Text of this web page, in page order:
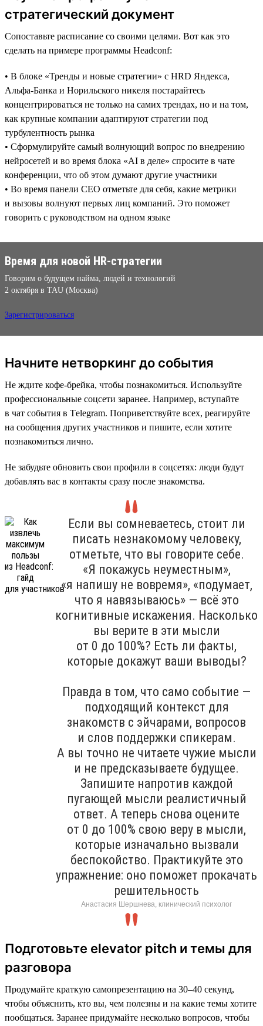
стратегический документ
Сопоставьте расписание со своими целями. Вот как это
сделать на примере программы Headсonf:
• В блоке «Тренды и новые стратегии» с HRD Яндекса,
Альфа-Банка и Норильского никеля постарайтесь
концентрироваться не только на самих трендах, но и на том,
как крупные компании адаптируют стратегии под
турбулентность рынка
• Сформулируйте самый волнующий вопрос по внедрению
нейросетей и во время блока «AI в деле» спросите в чате
конференции, что об этом думают другие участники
• Во время панели CEO отметьте для себя, какие метрики
и вызовы волнуют первых лиц компаний. Это поможет
говорить с руководством на одном языке
Время для новой HR-стратегии
Говорим о будущем найма, людей и технологий
2 октября в TAU (Москва)
Зарегистрироваться
Начните нетворкинг до события
Не ждите кофе-брейка, чтобы познакомиться. Используйте
профессиональные соцсети заранее. Например, вступайте
в чат события в Тelegram. Поприветствуйте всех, реагируйте
на сообщения других участников и пишите, если хотите
познакомиться лично.
Не забудьте обновить свои профили в соцсетях: люди будут
добавлять вас в контакты сразу после знакомства.
Если вы сомневаетесь, стоит ли
писать незнакомому человеку,
отметьте, что вы говорите себе.
«Я покажусь неуместным»,
«я напишу не вовремя», «подумает,
что я навязываюсь» — всё это
когнитивные искажения. Насколько
вы верите в эти мысли
от 0 до 100%? Есть ли факты,
которые докажут ваши выводы?
Правда в том, что само событие —
подходящий контекст для
знакомств с эйчарами, вопросов
и слов поддержки спикерам.
А вы точно не читаете чужие мысли
и не предсказываете будущее.
Запишите напротив каждой
пугающей мысли реалистичный
ответ. А теперь снова оцените
от 0 до 100% свою веру в мысли,
которые изначально вызвали
беспокойство. Практикуйте это
упражнение: оно поможет прокачать
решительность
Анастасия Шершнева, клинический психолог
Подготовьте elevator pitch и темы для
разговора
Продумайте краткую самопрезентацию на 30–40 секунд,
чтобы объяснить, кто вы, чем полезны и на какие темы хотите
пообщаться. Заранее придумайте несколько вопросов, чтобы